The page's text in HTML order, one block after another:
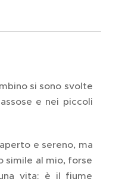
si sono svolte
e nei piccoli
e sereno, ma
simile al mio, forse
vita: è il fiume